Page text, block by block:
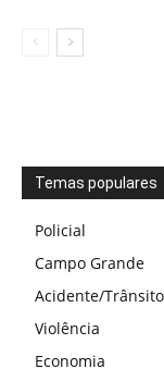
Temas populares
Policial
Campo Grande
Acidente/Trânsito
Violência
Economia